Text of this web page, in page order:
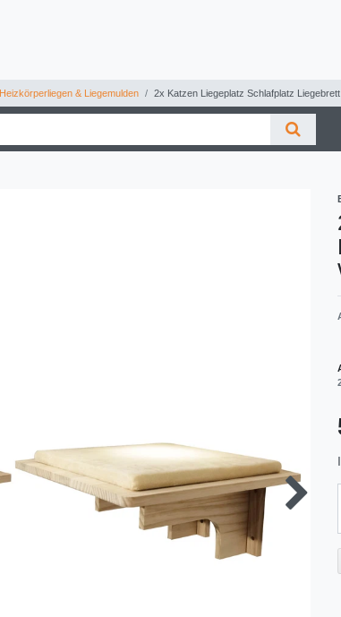
Heizkörperliegen & Liegemulden 2x Katzen Liegeplatz Schlafplatz